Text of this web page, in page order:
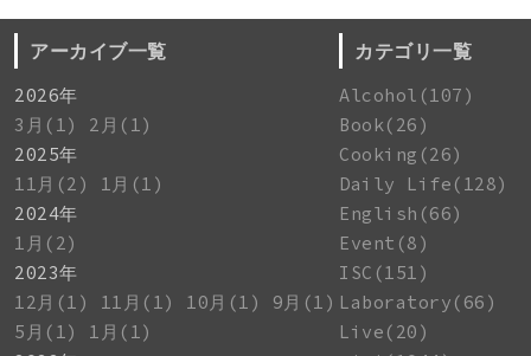
アーカイブ一覧
2026年
3月(1)
2月(1)
2025年
11月(2)
1月(1)
2024年
1月(2)
2023年
12月(1)
11月(1) 10月(1)
9月(1)
5月(1)
1月(1)
カテゴリ一覧
Alcohol(107)
Book(26)
Cooking(26)
Daily Life(128)
English(66)
Event(8)
ISC(151)
Laboratory(66)
Live(20)